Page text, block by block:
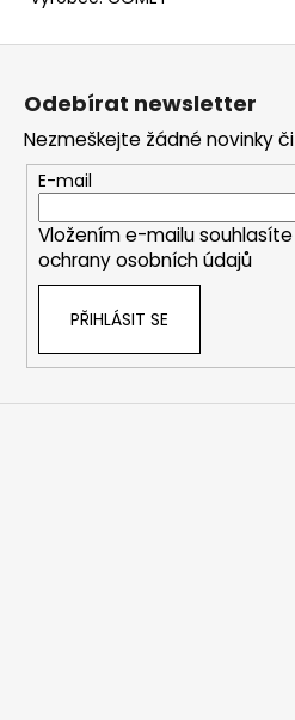
Z
Odebírat newsletter
Nezmeškejte žádné novinky
E-mail
Vložením e-mailu souhlasíte
ochrany osobních údajů
PŘIHLÁSIT SE